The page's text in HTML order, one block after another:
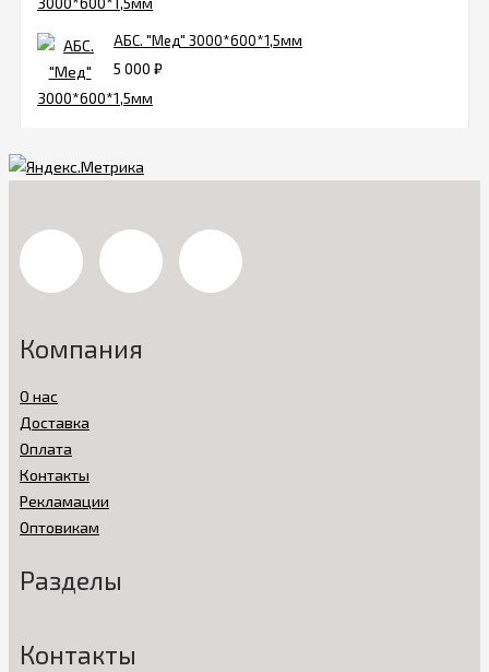
АБС. "Мед" 3000*600*1,5мм
5 000 ₽
Компания
О нас
Доставка
Оплата
Контакты
Рекламации
Оптовикам
Разделы
Контакты